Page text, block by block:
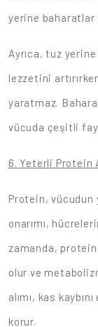
yerine baharatlar
Ayrıca, tuz
lezzetini
yaratmaz.
vücuda çeşitli
6. Yeterli Protein
Protein, vücudun
onarımı,
zamanda,
olur ve
alımı, kas
korur.